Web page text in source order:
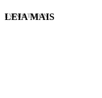
EVINIS TALON
LEIA MAIS